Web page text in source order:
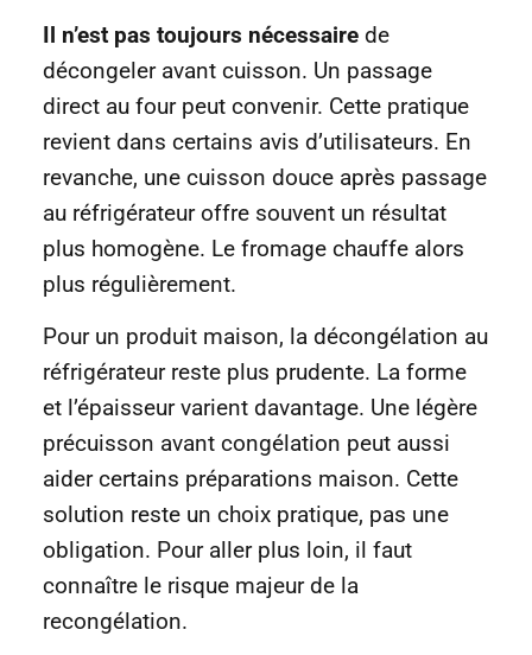
Il n’est pas toujours nécessaire de
décongeler avant cuisson. Un passage
direct au four peut convenir. Cette pratique
revient dans certains avis d’utilisateurs. En
revanche, une cuisson douce après passage
au réfrigérateur offre souvent un résultat
plus homogène. Le fromage chauffe alors
plus régulièrement.
Pour un produit maison, la décongélation au
réfrigérateur reste plus prudente. La forme
et l’épaisseur varient davantage. Une légère
précuisson avant congélation peut aussi
aider certains préparations maison. Cette
solution reste un choix pratique, pas une
obligation. Pour aller plus loin, il faut
connaître le risque majeur de la
recongélation.